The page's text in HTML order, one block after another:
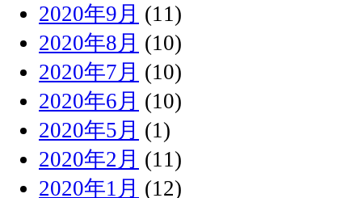
2020年9月 (11)
2020年8月 (10)
2020年7月 (10)
2020年6月 (10)
2020年5月 (1)
2020年2月 (11)
2020年1月 (12)